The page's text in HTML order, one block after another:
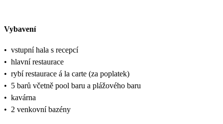
Vybavení
• vstupní hala s recepcí
• hlavní restaurace
• rybí restaurace á la carte (za poplatek)
• 5 barů včetně pool baru a plážového baru
• kavárna
• 2 venkovní bazény